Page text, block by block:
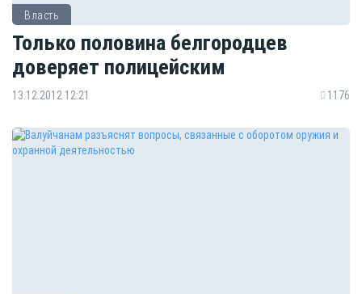
Власть
Только половина белгородцев
доверяет полицейским
13.12.2012 12:21 1176